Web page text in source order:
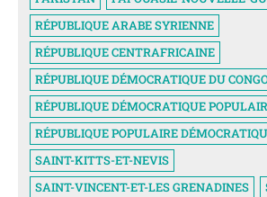
RÉPUBLIQUE ARABE SYRIENNE
RÉPUBLIQUE CENTRAFRICAINE
RÉPUBLIQUE DÉMOCRATIQUE DU
RÉPUBLIQUE DÉMOCRATIQUE
RÉPUBLIQUE POPULAIRE
SAINT-KITTS-ET-NEVIS
SAINT-VINCENT-ET-LES GRENADINES